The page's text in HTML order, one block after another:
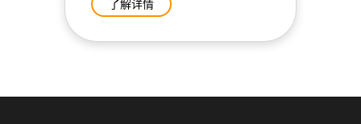
了解详情